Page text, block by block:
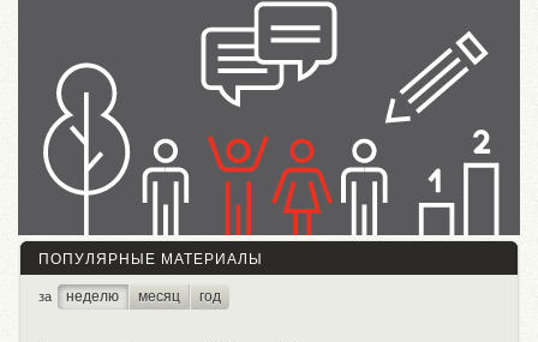
ПОПУЛЯРНЫЕ МАТЕРИАЛЫ
за неделю месяц год